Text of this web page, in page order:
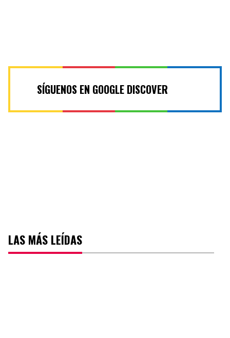
SÍGUENOS EN GOOGLE DISCOVER
LAS MÁS LEÍDAS